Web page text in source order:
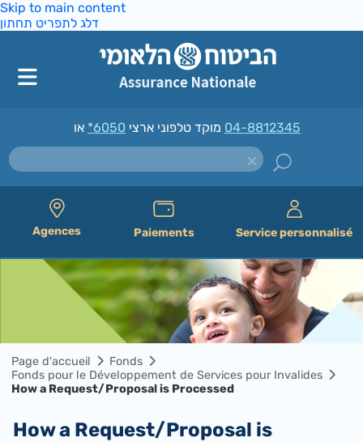
Skip to main content
דלג לתפריט תחתון
מוקד טלפוני ארצי *6050 04-8812345
Agences Paiements Service personnalisé
Page d'accueil
Fonds
Fonds pour le Développement de Services pour Invalides
How a Request/Proposal is Processed
How a Request/Proposal is